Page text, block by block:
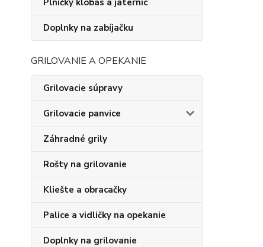
Plničky klobás a jaterníc
Doplnky na zabíjačku
GRILOVANIE A OPEKANIE
Grilovacie súpravy
Grilovacie panvice
Záhradné grily
Rošty na grilovanie
Kliešte a obracačky
Palice a vidličky na opekanie
Doplnky na grilovanie